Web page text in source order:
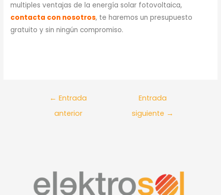
multiples ventajas de la energía solar fotovoltaica,
contacta con nosotros, te haremos un presupuesto
gratuito y sin ningún compromiso.
← Entrada
anterior
Entrada
siguiente →